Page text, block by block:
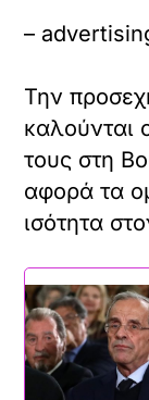
–
Την
καλούνται
τους στη
αφορά τα
ισότητα